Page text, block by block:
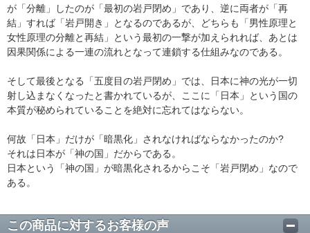
が「分離」したのが「最初の岩戸閉め」であり、逆に両者が「再
結」すれば「岩戸開き」となるのであるが、どちらも「男性原理と
女性原理の分離と再結」という最初の一撃が加えられれば、あとは
因果関係による一連の流れとなって連鎖する仕組みなのである。
そして最後となる「五度目の岩戸閉め」では、日本に神の光が一切
射し込まなくなったと書かれているが、ここに「日本」という国の
本質が秘められていることを絶対に忘れてはならない。
何故「日本」だけが「暗黒化」されなければならなかったのか?
それは日本が「神の国」だからである。
日本という「神の国」が暗黒化されるからこそ「岩戸閉め」なので
ある。
この商品に対するお客様の声